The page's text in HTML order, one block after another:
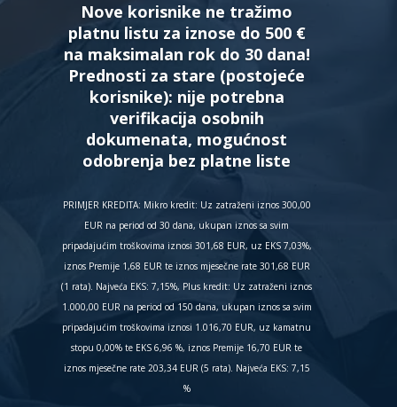
Nove korisnike ne tražimo
platnu listu za iznose do 500 €
na maksimalan rok do 30 dana!
Prednosti za stare (postojeće
korisnike): nije potrebna
verifikacija osobnih
dokumenata, mogućnost
odobrenja bez platne liste
PRIMJER KREDITA: Mikro kredit: Uz zatraženi iznos 300,00
EUR na period od 30 dana, ukupan iznos sa svim
pripadajućim troškovima iznosi 301,68 EUR, uz EKS 7,03%,
iznos Premije 1,68 EUR te iznos mjesečne rate 301,68 EUR
(1 rata). Najveća EKS: 7,15%, Plus kredit: Uz zatraženi iznos
1.000,00 EUR na period od 150 dana, ukupan iznos sa svim
pripadajućim troškovima iznosi 1.016,70 EUR, uz kamatnu
stopu 0,00% te EKS 6,96 %, iznos Premije 16,70 EUR te
iznos mjesečne rate 203,34 EUR (5 rata). Najveća EKS: 7,15
%